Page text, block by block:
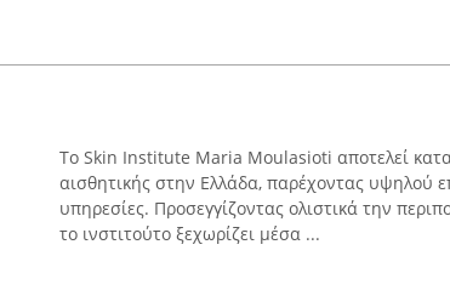
Το Skin Institute Maria Moulasioti αποτελεί
αισθητικής στην Ελλάδα, παρέχοντας υψηλού
υπηρεσίες. Προσεγγίζοντας ολιστικά την
το ινστιτούτο ξεχωρίζει μέσα ...